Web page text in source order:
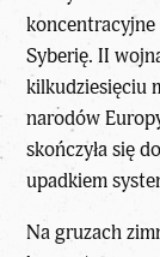
koncentracyjne
Syberię. II
kilkudziesięciu
narodów
skończyła się
upadkiem
Na gruzach